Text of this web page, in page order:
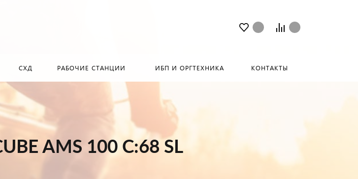
СХД РАБОЧИЕ СТАНЦИИ ИБП И ОРГТЕХНИКА КОНТАКТЫ
AMS 100 C:68 SL